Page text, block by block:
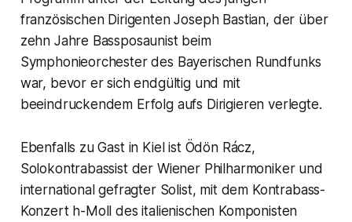
französischen Dirigenten Joseph Bastian, der über
zehn Jahre Bassposaunist beim
Symphonieorchester des Bayerischen Rundfunks
war, bevor er sich endgültig und mit
beeindruckendem Erfolg aufs Dirigieren verlegte.
Ebenfalls zu Gast in Kiel ist Ödön Rácz,
Solokontrabassist der Wiener Philharmoniker und
international gefragter Solist, mit dem Kontrabass-
Konzert h-Moll des italienischen Komponisten